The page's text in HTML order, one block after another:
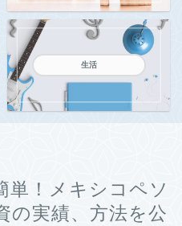
生活
単！メキシコペソ
の実績、方法を公